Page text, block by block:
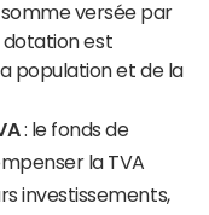
versée par
dotation est
population et de la
: le fonds de
la TVA
investissements,